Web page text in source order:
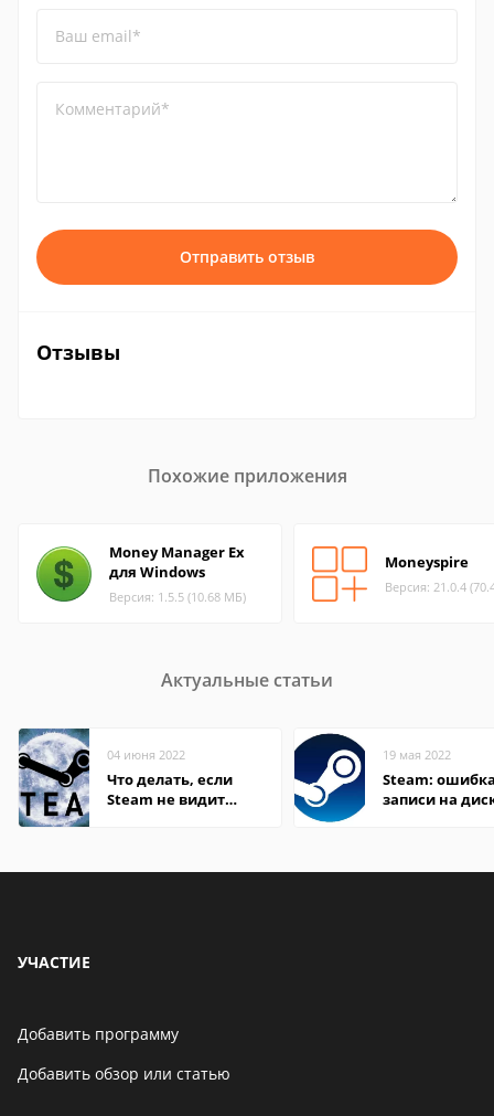
Ваш email*
Комментарий*
Отправить отзыв
Отзывы
Похожие приложения
Money Manager Ex
для Windows
Версия: 1.5.5 (10.68 МБ)
Moneyspire
Версия: 21.0.4
Актуальные статьи
04 июня 2022
Что делать, если
Steam не видит
19 мая 2022
Steam:
записи на
УЧАСТИЕ
Добавить программу
Добавить обзор или статью